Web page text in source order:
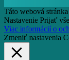
Táto webová
Nastavenie Prijať
Viac informácií o
Zmeniť nastavenia